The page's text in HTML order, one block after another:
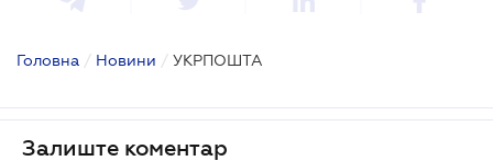
Головна / Новини / УКРПОШТА
Залиште коментар